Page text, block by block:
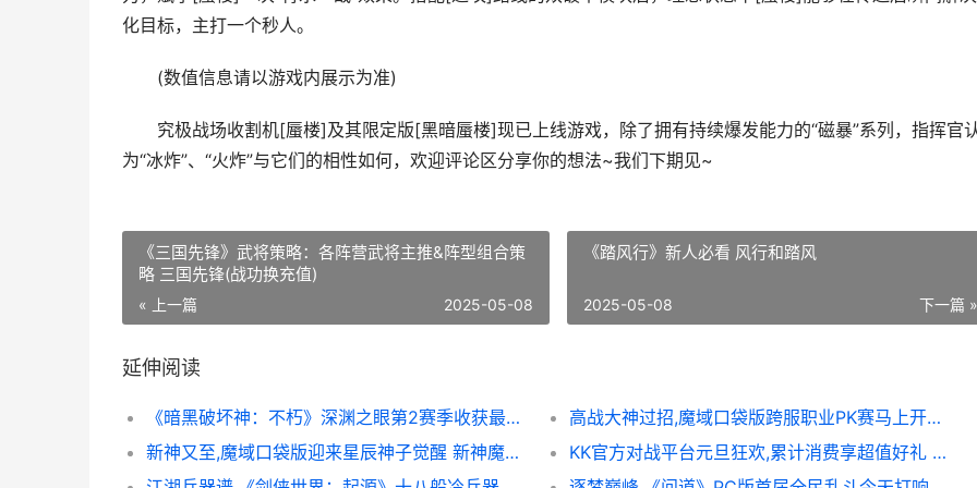
化目标，主打一个秒人。
(数值信息请以游戏内展示为准)
究极战场收割机[蜃楼]及其限定版[黑暗蜃楼]现已上线游戏，除了拥有持续爆发能力的“磁暴”系列，指挥官
为“冰炸”、“火炸”与它们的相性如何，欢迎评论区分享你的想法~我们下期见~​
《三国先锋》武将策略：各阵营武将主推&阵型组合策
略 三国先锋(战功换充值)
« 上一篇 2025-05-08
《踏风行》新人必看 风行和踏风
下一篇 »
2025-05-08
延伸阅读
《暗黑破坏神：不朽》深渊之眼第2赛季收获最新魔神技能装备 暗黑破坏神2手机单机版
高战大神过招,魔域口袋版跨服职业PK赛马上开始 大神大战高挑
新神又至,魔域口袋版迎来星辰神子觉醒 新神魔大陆魔域
KK官方对战平台元旦狂欢,累计消费享超值好礼 kk官方对战平台下载